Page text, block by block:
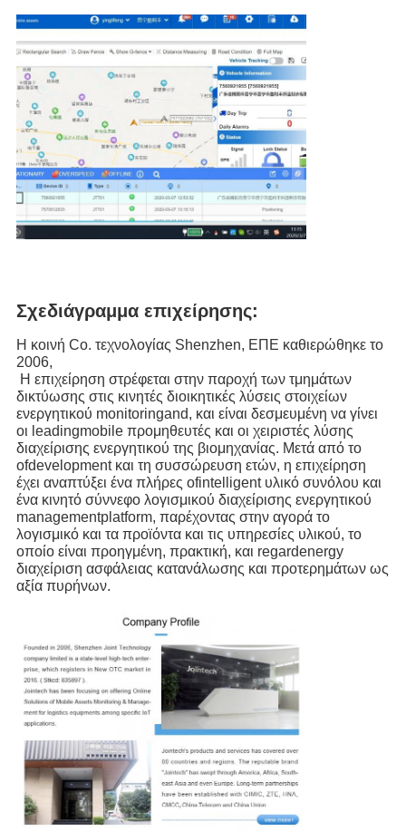
Σχεδιάγραμμα επιχείρησης:
Η κοινή Co. τεχνολογίας Shenzhen, ΕΠΕ καθιερώθηκε το
2006,
Η επιχείρηση στρέφεται στην παροχή των τμημάτων
δικτύωσης στις κινητές διοικητικές λύσεις στοιχείων
ενεργητικού monitoringand, και είναι δεσμευμένη να γίνει
οι leadingmobile προμηθευτές και οι χειριστές λύσης
διαχείρισης ενεργητικού της βιομηχανίας. Μετά από το
ofdevelopment και τη συσσώρευση ετών, η επιχείρηση
έχει αναπτύξει ένα πλήρες ofintelligent υλικό συνόλου και
ένα κινητό σύννεφο λογισμικού διαχείρισης ενεργητικού
managementplatform, παρέχοντας στην αγορά το
λογισμικό και τα προϊόντα και τις υπηρεσίες υλικού, το
οποίο είναι προηγμένη, πρακτική, και regardenergy
διαχείριση ασφάλειας κατανάλωσης και προτερημάτων ως
αξία πυρήνων.